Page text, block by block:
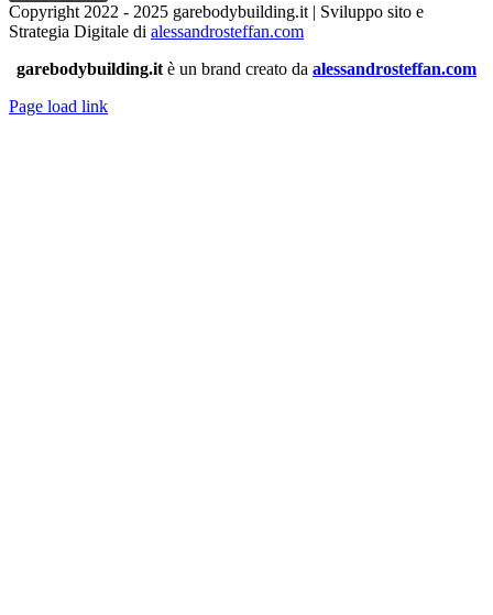
Copyright 2022 - 2025 garebodybuilding.it | Sviluppo sito e
Strategia Digitale di alessandrosteffan.com
garebodybuilding.it è un brand creato da alessandrosteffan.com
Page load link